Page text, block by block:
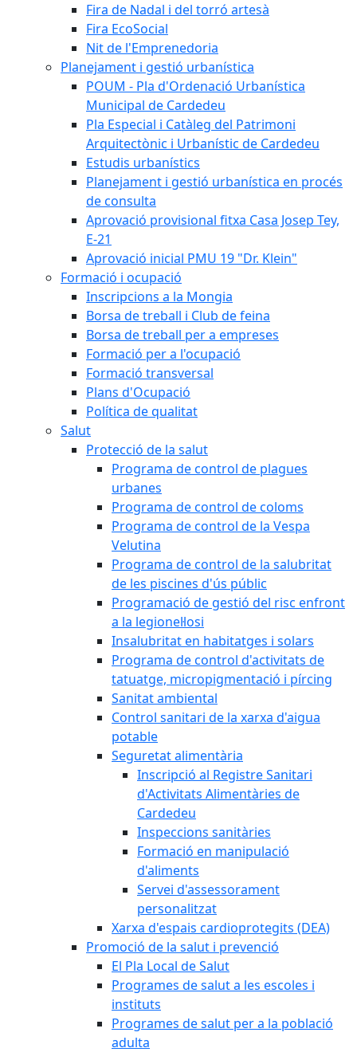
Fira de Nadal i del torró artesà
Fira EcoSocial
Nit de l'Emprenedoria
Planejament i gestió urbanística
POUM - Pla d'Ordenació Urbanística
Municipal de Cardedeu
Pla Especial i Catàleg del Patrimoni
Arquitectònic i Urbanístic de Cardedeu
Estudis urbanístics
Planejament i gestió urbanística en procés
de consulta
Aprovació provisional fitxa Casa Josep Tey,
E-21
Aprovació inicial PMU 19 "Dr. Klein"
Formació i ocupació
Inscripcions a la Mongia
Borsa de treball i Club de feina
Borsa de treball per a empreses
Formació per a l'ocupació
Formació transversal
Plans d'Ocupació
Política de qualitat
Salut
Protecció de la salut
Programa de control de plagues
urbanes
Programa de control de coloms
Programa de control de la Vespa
Velutina
Programa de control de la salubritat
de les piscines d'ús públic
Programació de gestió del risc enfront
a la legionel·losi
Insalubritat en habitatges i solars
Programa de control d'activitats de
tatuatge, micropigmentació i pírcing
Sanitat ambiental
Control sanitari de la xarxa d'aigua
potable
Seguretat alimentària
Inscripció al Registre Sanitari
d'Activitats Alimentàries de
Cardedeu
Inspeccions sanitàries
Formació en manipulació
d'aliments
Servei d'assessorament
personalitzat
Xarxa d'espais cardioprotegits (DEA)
Promoció de la salut i prevenció
El Pla Local de Salut
Programes de salut a les escoles i
instituts
Programes de salut per a la població
adulta